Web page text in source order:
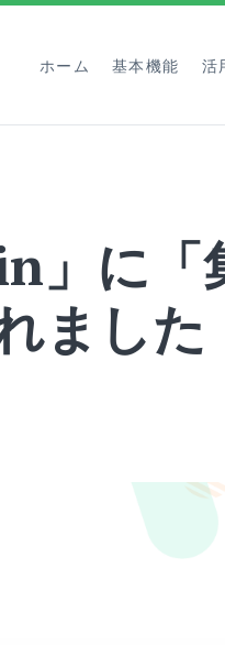
ホーム 基本機能 活
」に「
ました